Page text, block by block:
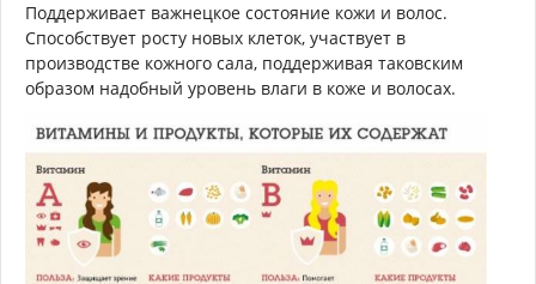
Поддерживает важнецкое состояние кожи и волос.
Способствует росту новых клеток, участвует в
производстве кожного сала, поддер­живая таковским
образом надобный уровень влаги в коже и волосах.